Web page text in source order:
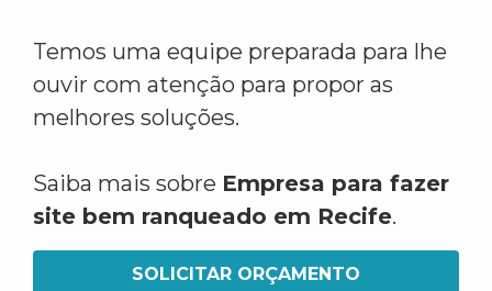
Temos uma equipe preparada para lhe
ouvir com atenção para propor as
melhores soluções.
Saiba mais sobre Empresa para fazer
site bem ranqueado em Recife.
SOLICITAR ORÇAMENTO